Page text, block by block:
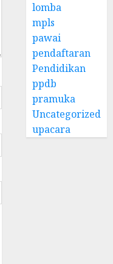
lomba
mpls
pawai
pendaftaran
Pendidikan
ppdb
pramuka
Uncategorized
upacara